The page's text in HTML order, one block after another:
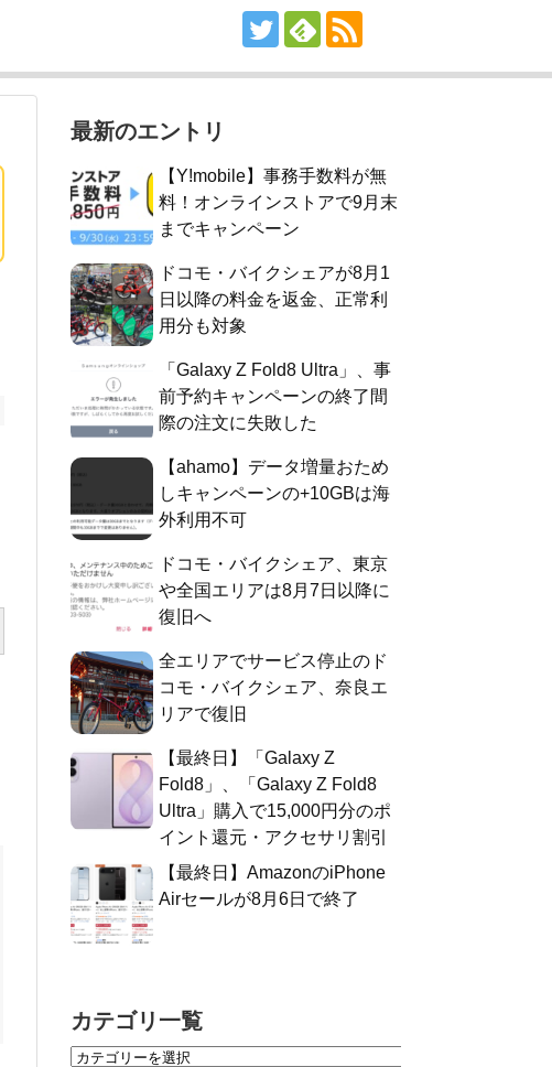
最新のエントリ
【Y!mobile】事務手数料が無
料！オンラインストアで9月末
までキャンペーン
ドコモ・バイクシェアが8月1
日以降の料金を返金、正常利
用分も対象
「Galaxy Z Fold8 Ultra」、事
前予約キャンペーンの終了間
際の注文に失敗した
【ahamo】データ増量おため
しキャンペーンの+10GBは海
外利用不可
ドコモ・バイクシェア、東京
や全国エリアは8月7日以降に
復旧へ
全エリアでサービス停止のド
コモ・バイクシェア、奈良エ
リアで復旧
【最終日】「Galaxy Z
Fold8」、「Galaxy Z Fold8
Ultra」購入で15,000円分のポ
イント還元・アクセサリ割引
【最終日】AmazonのiPhone
Airセールが8月6日で終了
カテゴリ一覧